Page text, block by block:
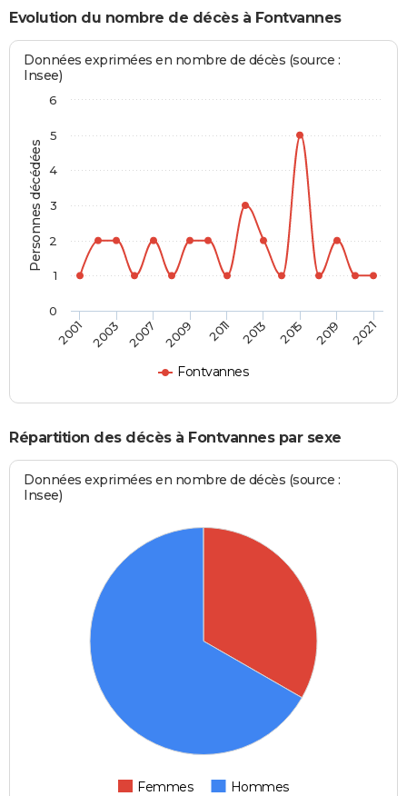
Evolution du nombre de décès à Fontvannes
Personnes décédées
Données exprimées en nombre de décès (source :
Insee)
Fontvannes
2001 2003 2007 2009 2011 2013 2015 2019 2021
0
1
2
3
4
5
6
Répartition des décès à Fontvannes par sexe
Données exprimées en nombre de décès (source :
Insee)
Femmes Hommes